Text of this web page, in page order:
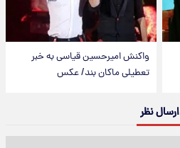
واکنش امیرحسین قیاسی به خبر
تعطیلی ماکان بند/ عکس
ارسال نظر